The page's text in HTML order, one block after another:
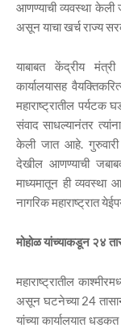
आणण्याची व्यवस्था
असून याचा खर्च राज्य
याबाबत केंद्रीय
कार्यालयासह
महाराष्ट्रातील पर्यटक
संवाद साधल्यानंतर
केली जात आहे. गुरुवारी
देखील आणण्याची
माध्यमातून ही व्यवस्था
नागरिक महाराष्ट्रात
मोहोळ यांच्याकडून २४
महाराष्ट्रातील
असून घटनेच्या 24
यांच्या कार्यालयात